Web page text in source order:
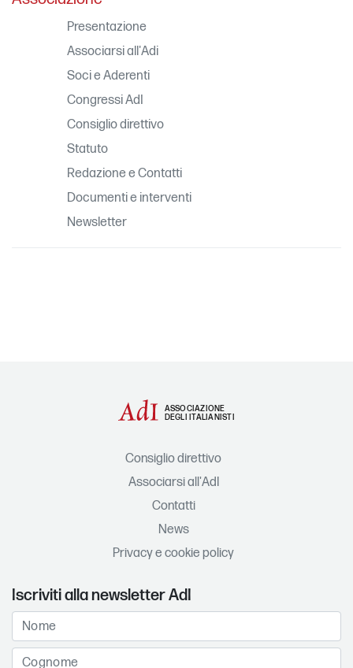
Presentazione
Associarsi all'Adi
Soci e Aderenti
Congressi AdI
Consiglio direttivo
Statuto
Redazione e Contatti
Documenti e interventi
Newsletter
ASSOCIAZIONE
DEGLI ITALIANISTI
Consiglio direttivo
Associarsi all'AdI
Contatti
News
Privacy e cookie policy
Iscriviti alla newsletter AdI